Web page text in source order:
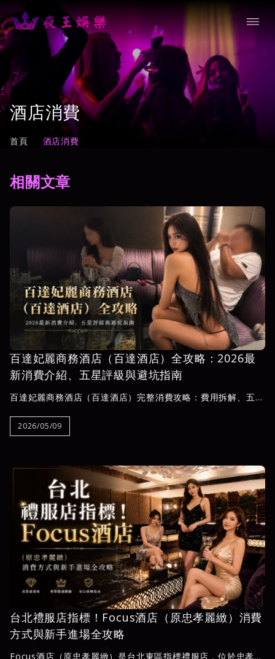
酒店消費
首頁 酒店消費
相關文章
百達妃麗商務酒店（百達酒店）全攻略：2026最
新消費介紹、五星評級與避坑指南
百達妃麗商務酒店（百達酒店）完整消費攻略：費用拆解、五星
路這家禮服店的真實數據與實用建議。
2026/05/09
台北禮服店指標！Focus酒店（原忠孝麗緻）消費
方式與新手進場全攻略
Focus酒店（原忠孝麗緻）是台北東區指標禮服店，位於忠孝東